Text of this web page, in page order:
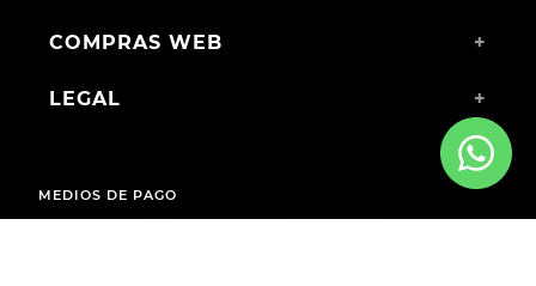
COMPRAS WEB +
LEGAL +
MEDIOS DE PAGO